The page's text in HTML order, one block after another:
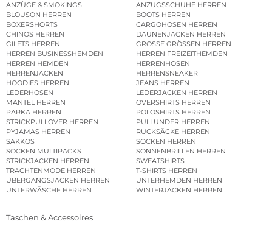
ANZÜGE & SMOKINGS
ANZUGSSCHUHE HERREN
BLOUSON HERREN
BOOTS HERREN
BOXERSHORTS
CARGOHOSEN HERREN
CHINOS HERREN
DAUNENJACKEN HERREN
GILETS HERREN
GROSSE GRÖSSEN HERREN
HERREN BUSINESSHEMDEN
HERREN FREIZEITHEMDEN
HERREN HEMDEN
HERRENHOSEN
HERRENJACKEN
HERRENSNEAKER
HOODIES HERREN
JEANS HERREN
LEDERHOSEN
LEDERJACKEN HERREN
MÄNTEL HERREN
OVERSHIRTS HERREN
PARKA HERREN
POLOSHIRTS HERREN
STRICKPULLOVER HERREN
PULLUNDER HERREN
PYJAMAS HERREN
RUCKSÄCKE HERREN
SAKKOS
SOCKEN HERREN
SOCKEN MULTIPACKS
SONNENBRILLEN HERREN
STRICKJACKEN HERREN
SWEATSHIRTS
TRACHTENMODE HERREN
T-SHIRTS HERREN
ÜBERGANGSJACKEN HERREN
UNTERHEMDEN HERREN
UNTERWÄSCHE HERREN
WINTERJACKEN HERREN
Taschen & Accessoires